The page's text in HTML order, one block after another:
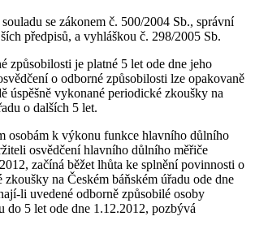
se zákonem č. 500/2004 Sb., správní
předpisů, a vyhláškou č. 298/2005 Sb.
způsobilosti je platné 5 let ode dne jeho
o odborné způsobilosti lze opakovaně
úspěšně vykonané periodické zkoušky na
o dalších 5 let.
osobám k výkonu funkce hlavního důlního
osvědčení hlavního důlního měřiče
začíná běžet lhůta ke splnění povinnosti o
na Českém báňském úřadu ode dne
li uvedené odborně způsobilé osoby
do 5 let ode dne 1.12.2012, pozbývá